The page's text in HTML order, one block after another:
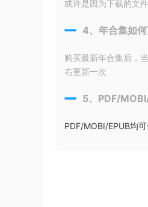
或许是因为下载的文
4、年合集如何
购买最新年合集后，
右更新一次
5、PDF/
PDF/MOBI/EPUB均